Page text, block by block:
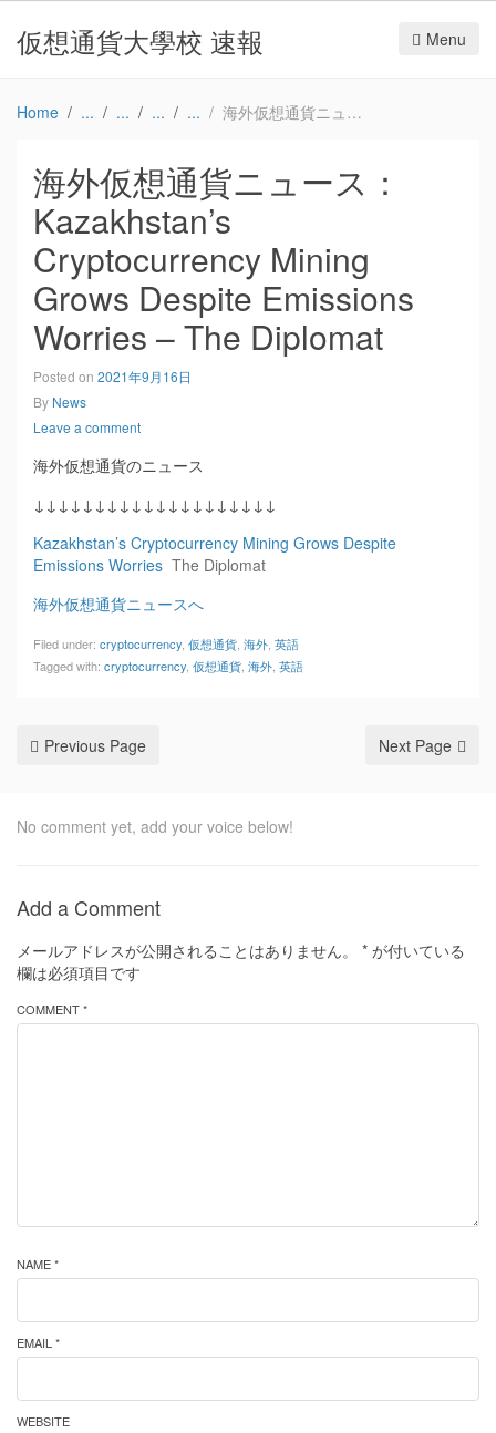
仮想通貨大學校 速報 Menu
Home 海外仮想通貨ニュース：Kazakhstan’s Cryptocurrency Mining Grows Despite Emissions Worries – The Diplomat
海外仮想通貨ニュース：
Kazakhstan’s
Cryptocurrency Mining
Grows Despite Emissions
Worries – The Diplomat
Posted on 2021年9月16日
By News
Leave a comment
海外仮想通貨のニュース
↓↓↓↓↓↓↓↓↓↓↓↓↓↓↓↓↓↓↓↓
Kazakhstan’s Cryptocurrency Mining Grows Despite
Emissions Worries The Diplomat
海外仮想通貨ニュースへ
Filed under: cryptocurrency 仮想通貨 海外 英語
Tagged with: cryptocurrency 仮想通貨 海外 英語
Previous Page Next Page
No comment yet, add your voice below!
Add a Comment
メールアドレスが公開されることはありません。 * が付いている
欄は必須項目です
COMMENT *
NAME *
EMAIL *
WEBSITE